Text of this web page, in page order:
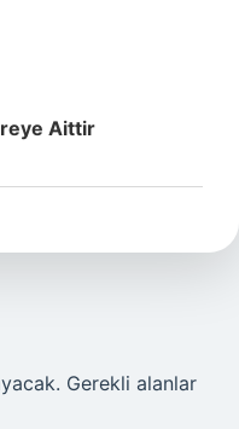
Aittir
Gerekli alanlar